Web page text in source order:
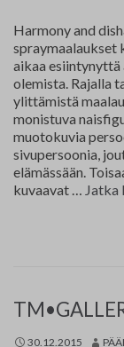
Harmony and
spraymaalaukset
aikaa esiintynyttä
olemista. Rajalla
ylittämistä
monistuva
muotokuvia
sivupersoonia,
elämässään.
kuvaavat … Jatka
30.12.2015